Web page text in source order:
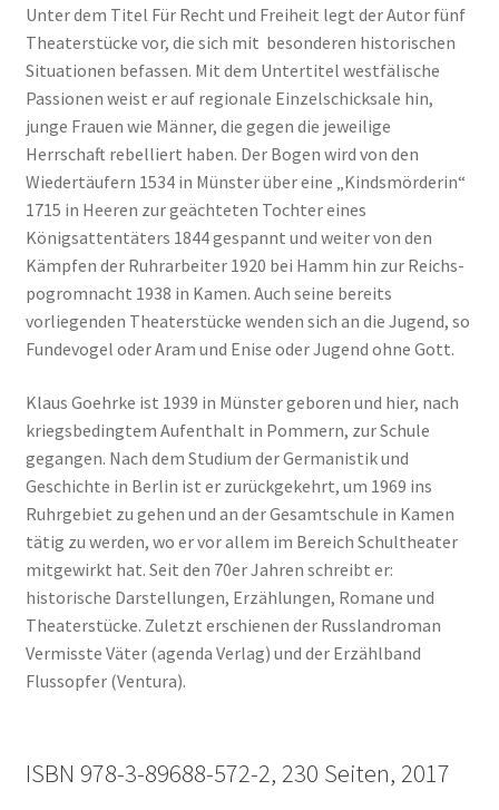
Unter dem Titel Für Recht und Freiheit legt der Autor fünf
Theaterstücke vor, die sich mit besonderen historischen
Situationen befassen. Mit dem Untertitel westfälische
Passionen weist er auf regionale Einzelschicksale hin,
junge Frauen wie Männer, die gegen die jeweilige
Herrschaft rebelliert haben. Der Bogen wird von den
Wiedertäufern 1534 in Münster über eine „Kindsmörderin“
1715 in Heeren zur geächteten Tochter eines
Königsattentäters 1844 gespannt und weiter von den
Kämpfen der Ruhrarbeiter 1920 bei Hamm hin zur Reichs­
pogromnacht 1938 in Kamen. Auch seine bereits
vorliegenden Theaterstücke wenden sich an die Jugend, so
Fundevogel oder Aram und ­Enise oder Jugend ohne Gott.
Klaus Goehrke ist 1939 in Münster geboren und hier, nach
kriegsbedingtem Aufenthalt in Pommern, zur Schule
gegangen. Nach dem Studium der Germanistik und
Geschichte in Berlin ist er zurückgekehrt, um 1969 ins
Ruhrgebiet zu gehen und an der Gesamtschule in Kamen
tätig zu werden, wo er vor allem im Bereich Schultheater
mitgewirkt hat. Seit den 70er Jahren schreibt er:
historische Darstellungen, Erzählungen, Romane und
Theaterstücke. Zuletzt erschienen der Russlandroman
Vermisste Väter (agenda Verlag) und der Erzählband
Flussopfer (Ventura).
ISBN 978-3-89688-572-2, 230 Seiten, 2017